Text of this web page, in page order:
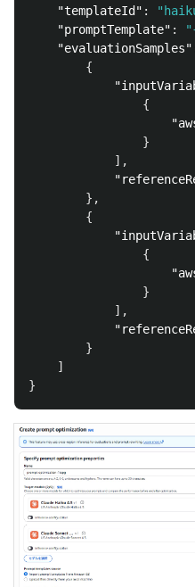
"templateId" :
"promptTemplate" :
"evaluationSamples"
{
{
}
],
},
{
{
}
],
}
]
}